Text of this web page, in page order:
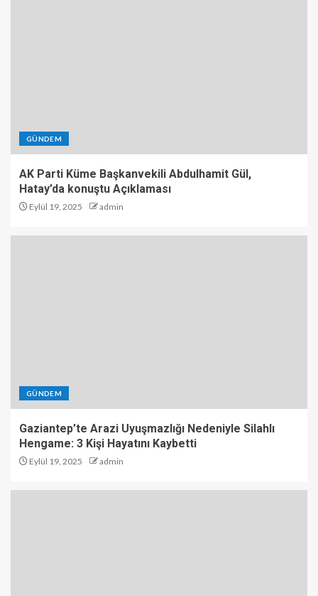
GÜNDEM
AK Parti Küme Başkanvekili Abdulhamit Gül,
Hatay’da konuştu Açıklaması
Eylül 19, 2025 admin
GÜNDEM
Gaziantep’te Arazi Uyuşmazlığı Nedeniyle Silahlı
Hengame: 3 Kişi Hayatını Kaybetti
Eylül 19, 2025 admin